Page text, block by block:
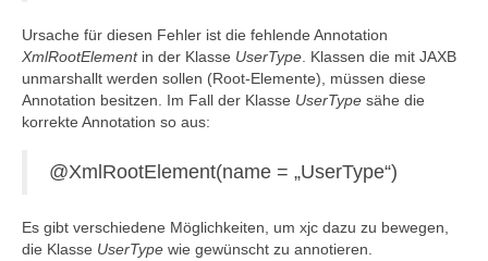
Ursache für diesen Fehler ist die fehlende Annotation
XmlRootElementin der Klasse UserType . Klassen die mit JAXB
unmarshallt werden sollen (Root-Elemente), müssen diese
Annotation besitzen. Im Fall der Klasse UserType sähe die
korrekte Annotation so aus:
@XmlRootElement(name = „UserType“)
Es gibt verschiedene Möglichkeiten, um xjc dazu zu bewegen,
die Klasse UserType wie gewünscht zu annotieren.